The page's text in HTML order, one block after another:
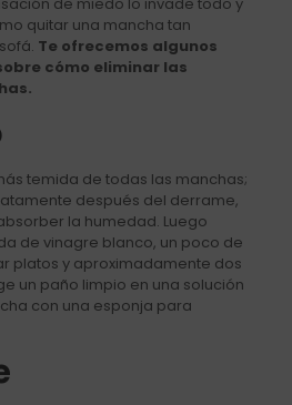
quitar una mancha tan
Te ofrecemos algunos
cómo eliminar las
temida de todas las manchas;
después del derrame,
la humedad. Luego
de vinagre blanco, un poco de
platos y aproximadamente dos
un paño limpio en una solución
con una esponja para